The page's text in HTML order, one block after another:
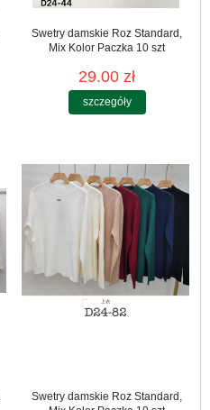
Swetry damskie Roz Standard,
Mix Kolor Paczka 10 szt
29.00 zł
szczegóły
Swetry damskie Roz Standard,